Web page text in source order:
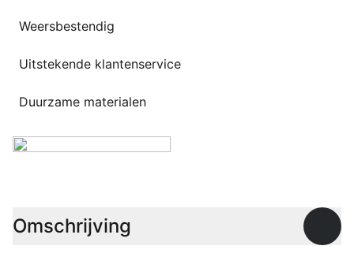
Nieuws
Events
Werken bij
Over ons
Weersbestendig
Uitstekende klantenservice
Duurzame materialen
Omschrijving